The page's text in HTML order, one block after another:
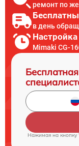
ремонт по
в день
Mimaki CG-
Нажимая на кнопку